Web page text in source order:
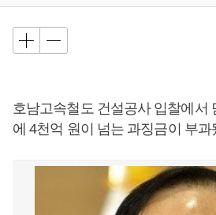
호남고속철도 건설공사 입찰에서
에 4천억 원이 넘는 과징금이 부과